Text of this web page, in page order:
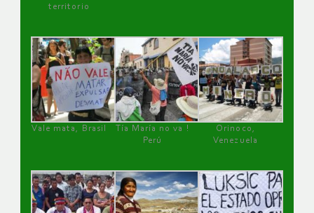
territorio
Vale mata, Brasil
Tía María no va !
Perú
Orinoco,
Venezuela